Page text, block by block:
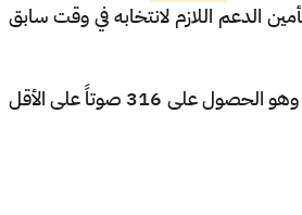
الدعم اللازم لانتخابه في وقت سابق
وهو الحصول على 316 صوتاً على الأقل